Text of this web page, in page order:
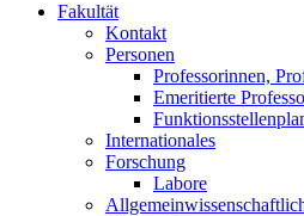
Fakultät
Kontakt
Personen
Professorinnen,
Emeritierte
Internationales
Forschung
Labore